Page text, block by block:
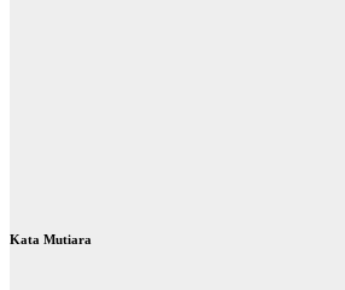
Kata Mutiara